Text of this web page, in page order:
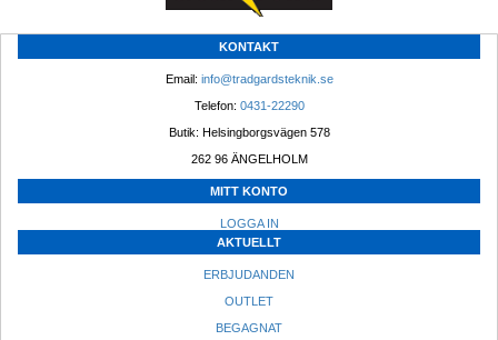
KONTAKT
Email: info@tradgardsteknik.se
Telefon: 0431-22290
Butik: Helsingborgsvägen 578
262 96 ÄNGELHOLM
MITT KONTO
LOGGA IN
AKTUELLT
ERBJUDANDEN
OUTLET
BEGAGNAT